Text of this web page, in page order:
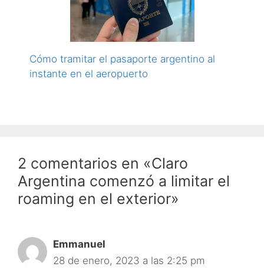
Cómo tramitar el pasaporte argentino al
instante en el aeropuerto
2 comentarios en «Claro
Argentina comenzó a limitar el
roaming en el exterior»
Emmanuel
28 de enero, 2023 a las 2:25 pm